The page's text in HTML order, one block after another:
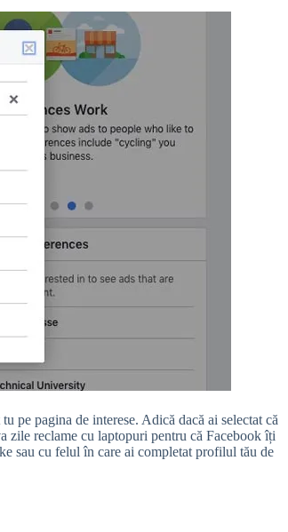
pe pagina de interese. Adică dacă ai selectat că
zile reclame cu laptopuri pentru că Facebook îți
sau cu felul în care ai completat profilul tău de